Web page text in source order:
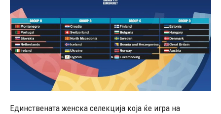
Единствената женска селекција која ќе игра на